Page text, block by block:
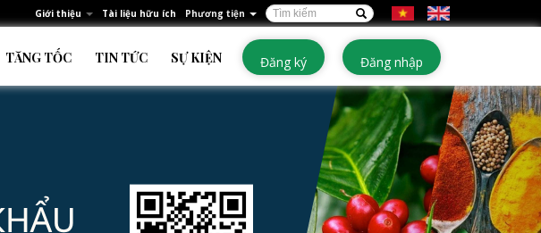
Giới thiệu Tài liệu hữu ích Phương tiện
Biểu
mẫu
tìm
kiếm
Tìm kiếm
TĂNG TỐC TIN TỨC SỰ KIỆN Đăng ký Đăng nhập